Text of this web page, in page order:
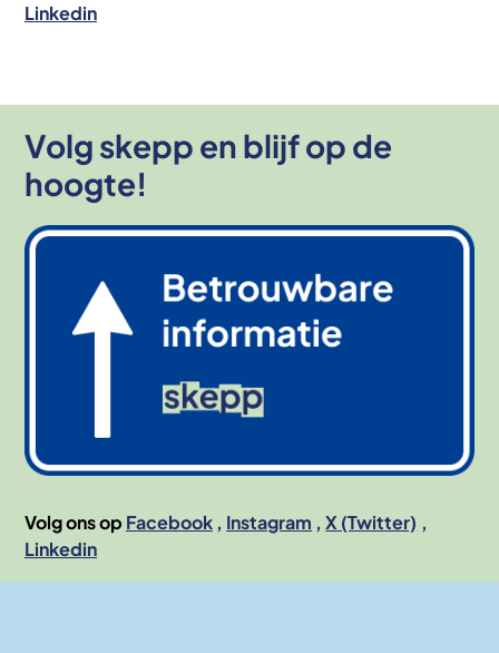
Linkedin
Volg skepp en blijf op de
hoogte!
Afbeelding
Volg ons op Facebook Instagram
X (Twitter)
Linkedin